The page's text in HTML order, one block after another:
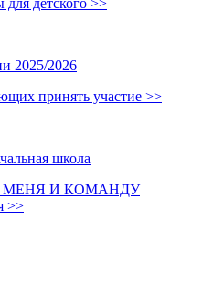
детского >>
2025/2026
принять участие >>
школа
И КОМАНДУ
>>